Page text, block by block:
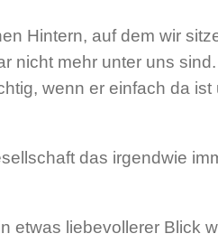
Hintern, auf dem wir
nicht mehr unter uns sind.
wenn er einfach da ist
das irgendwie
etwas liebevollerer Blick